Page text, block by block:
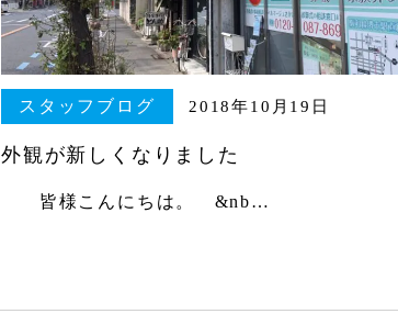
スタッフブログ 2018年10月19日
外観が新しくなりました
皆様こんにちは。 &nb…